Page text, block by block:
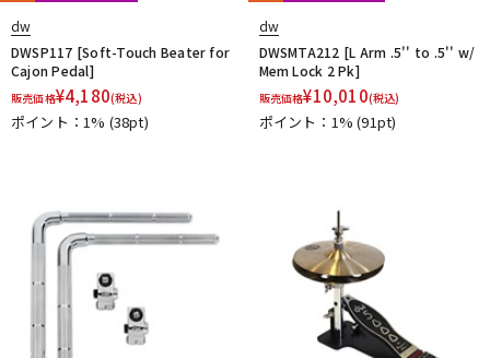
アンプ エフェクター
DJ機器 DTM
配信/ライブ機器 楽器アクセサリ
dw
DWSP117 [Soft-Touch Beater for
Cajon Pedal]
販売価格¥4,180(税込)
ポイント：1% (38pt)
dw
DWSMTA212 [L Arm .5'' to .5'' w/
Mem Lock 2 Pk]
販売価格¥10,010(税込)
ポイント：1%(91pt)